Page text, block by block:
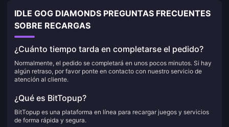
IDLE GOG DIAMONDS PREGUNTAS FRECUENTES
SOBRE RECARGAS
¿Cuánto tiempo tarda en completarse el pedido?
Normalmente, el pedido se completará en unos pocos minutos. Si hay
algún retraso, por favor ponte en contacto con nuestro servicio de
atención al cliente.
¿Qué es BitTopup?
BitTopup es una plataforma en línea para recargar juegos y servicios
de forma rápida y segura.